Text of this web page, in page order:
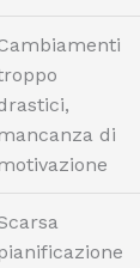
di